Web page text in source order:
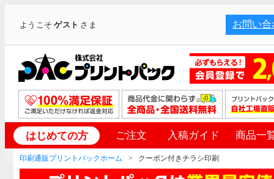
ようこそゲスト さま お問い合
はじめての方 ご注文 入稿ガイド 商品一
印刷通販プリントパックホーム クーポン付きチラシ印刷